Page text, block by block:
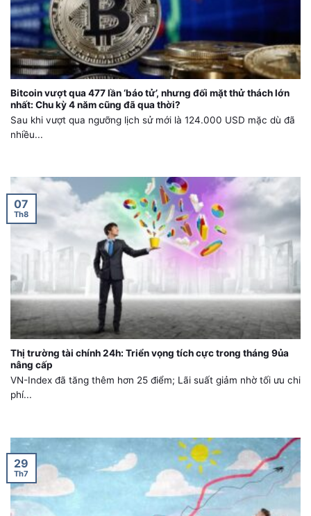
Bitcoin vượt qua 477 lần ‘báo tử’, nhưng đối mặt thử thách lớn
nhất: Chu kỳ 4 năm cũng đã qua thời?
Sau khi vượt qua ngưỡng lịch sử mới là 124.000 USD mặc dù đã
nhiều...
Thị trường tài chính 24h: Triển vọng tích cực trong tháng 9ủa
nâng cấp
VN-Index đã tăng thêm hơn 25 điểm; Lãi suất giảm nhờ tối ưu chi
phí...
07
Th8
29
Th7